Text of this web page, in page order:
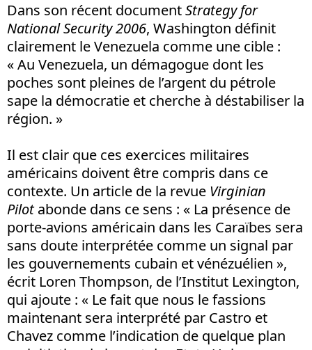
Dans son récent documentStrategy for
National Security 2006, Washington définit
clairement le Venezuela comme une cible :
« Au Venezuela, un démagogue dont les
poches sont pleines de l’argent du pétrole
sape la démocratie et cherche à déstabiliser la
région. »
Il est clair que ces exercices militaires
américains doivent être compris dans ce
contexte. Un article de la revue Virginian
Pilotabonde dans ce sens : « La présence de
porte-avions américain dans les Caraïbes sera
sans doute interprétée comme un signal par
les gouvernements cubain et vénézuélien »,
écrit Loren Thompson, de l’Institut Lexington,
qui ajoute : « Le fait que nous le fassions
maintenant sera interprété par Castro et
Chavez comme l’indication de quelque plan